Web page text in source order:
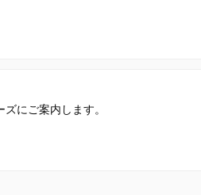
にご案内します。